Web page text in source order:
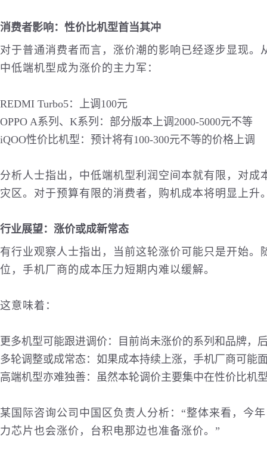
消费者影响：性价比机型首当其冲
对于普通消费者而言，涨价潮的影响已经逐步显现
中低端机型成为涨价的主力军：
REDMI Turbo5：上调100元
OPPO A系列、K系列：部分版本上调2000-5000元不等
iQOO性价比机型：预计将有100-300元不等的价格上调
分析人士指出，中低端机型利润空间本就有限，对
灾区。对于预算有限的消费者，购机成本将明显上升
行业展望：涨价或成新常态
有行业观察人士指出，当前这轮涨价可能只是开始
位，手机厂商的成本压力短期内难以缓解。
这意味着：
更多机型可能跟进调价：目前尚未涨价的系列和品牌，
多轮调整或成常态：如果成本持续上涨，手机厂商可能
高端机型亦难独善：虽然本轮调价主要集中在性价比机
某 国际咨询公司中国区负责人分析：“整体来看，今
力芯片也会涨价，台积电那边也准备涨价。”